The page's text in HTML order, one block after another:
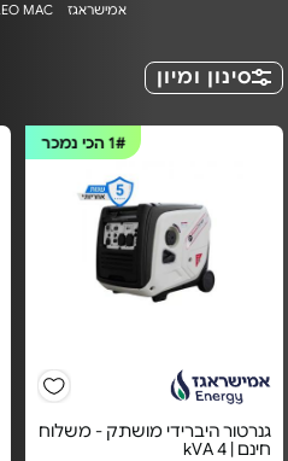
אמישראגז MAC
סינון ומיון
1#הכי נמכר
גנרטור היברידי מושתק - משלוח
חינם | 4 kVA